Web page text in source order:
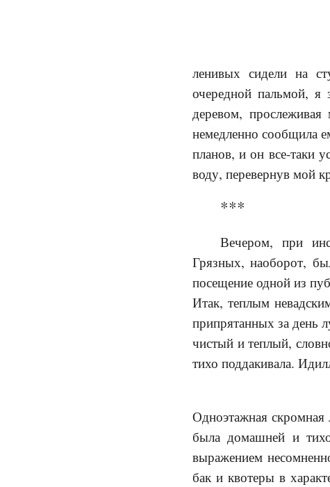
ленивых сидели на
очередной пальмой, я
деревом,
немедленно сообщила
планов, и он все-таки
воду, перевернув мой
***
Вечером, при
Грязных, наоборот,
посещение одной из
Итак, теплым
припрятанных за день
чистый и теплый,
тихо поддакивала.
Одноэтажная
была домашней и
выражением
бак и квотеры в